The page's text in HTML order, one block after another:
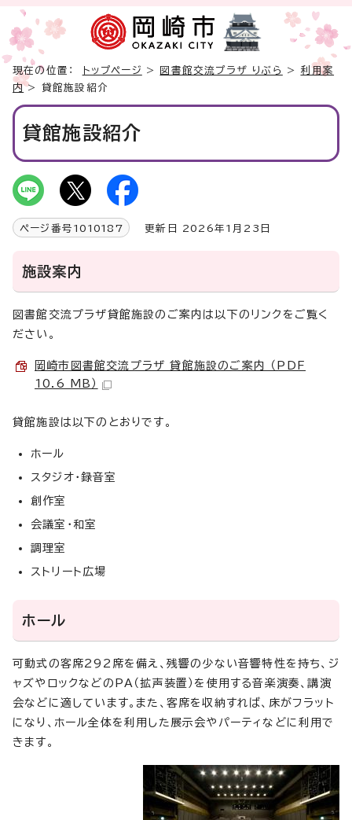
現在の位置： トップページ > 図書館交流プラザ りぶら > 利用案
内> 貸館施設紹介
貸館施設紹介
ページ番号 1010187 更新日 2026年1月23日
施設案内
図書館交流プラザ貸館施設のご案内は以下のリンクをご覧く
ださい。
岡崎市図書館交流プラザ 貸館施設のご案内 （PDF
10.6 MB）
貸館施設は以下のとおりです。
ホール
スタジオ・録音室
創作室
会議室・和室
調理室
ストリート広場
ホール
可動式の客席292席を備え、残響の少ない音響特性を持ち、ジ
ャズやロックなどのPA（拡声装置）を使用する音楽演奏、講演
会などに適しています。また、客席を収納すれば、床がフラット
になり、ホール全体を利用した展示会やパーティなどに利用で
きます。